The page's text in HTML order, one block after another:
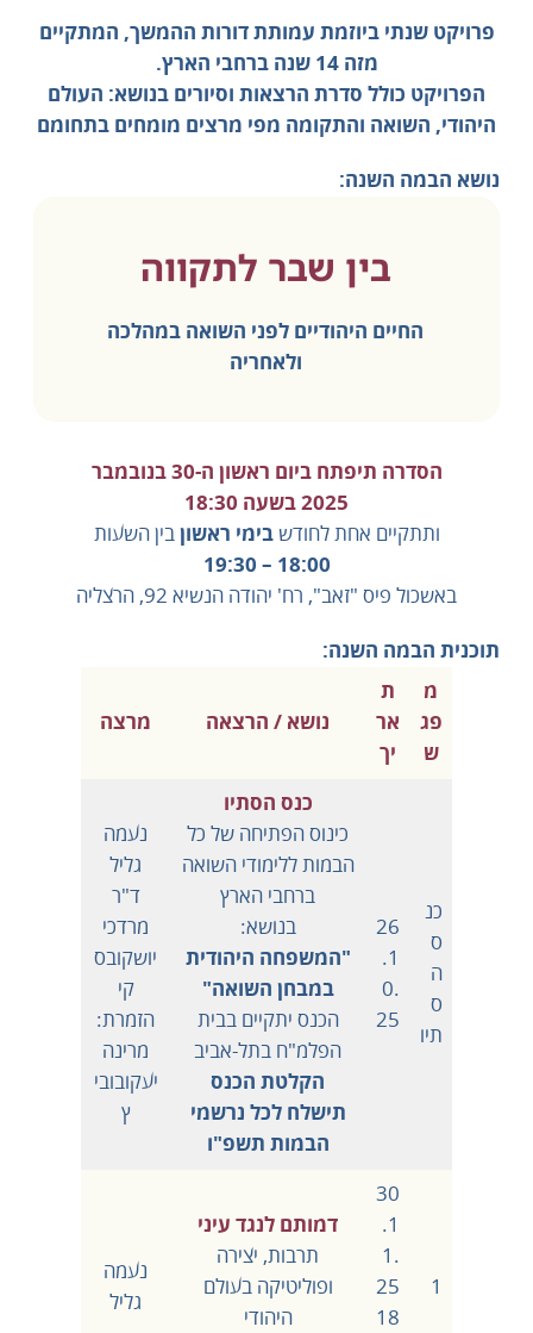
פרויקט שנתי ביוזמת עמותת דורות ההמשך, המתקיים
מזה 14 שנה ברחבי הארץ.
הפרויקט כולל סדרת הרצאות וסיורים בנושא: העולם
היהודי, השואה והתקומה מפי מרצים מומחים בתחומם
נושא הבמה השנה:
בין שבר לתקווה
החיים היהודיים לפני השואה במהלכה
ולאחריה
הסדרה תיפתח ביום ראשון ה-30 בנובמבר
2025 בשעה 18:30
ותתקיים אחת לחודשבימי ראשוןבין השעות
18:00 – 19:30
באשכול פיס "זאב", רח' יהודה הנשיא 92, הרצליה
תוכנית הבמה השנה:
מ
פג
ש
ת
אר
יך
נושא / הרצאה מרצה
כנ
ס
ה
ס
תיו
26
.1
0.
25
כנס הסתיו
כינוס הפתיחה של כל
הבמות ללימודי השואה
ברחבי הארץ
בנושא:
"המשפחה היהודית
במבחן השואה"
הכנס יתקיים בבית
הפלמ"ח בתל-אביב
הקלטת הכנס
תישלח לכל נרשמי
הבמות תשפ"ו
נעמה
גליל
ד"ר
מרדכי
יושקובס
קי
הזמרת:
מרינה
יעקובובי
ץ
1
30
.1
1.
25
18
דמותם לנגד עיני
תרבות, יצירה
ופוליטיקה בעולם
היהודי
נעמה
גליל